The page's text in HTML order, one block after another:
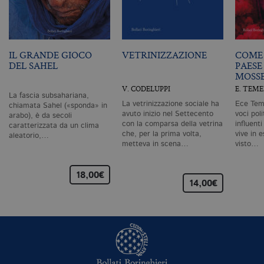
IL GRANDE GIOCO
DEL SAHEL
La fascia subsahariana,
chiamata Sahel («sponda» in
arabo), è da secoli
caratterizzata da un clima
aleatorio,…
18,00€
VETRINIZZAZIONE
V. CODELUPPI
La vetrinizzazione sociale ha
avuto inizio nel Settecento
con la comparsa della vetrina
che, per la prima volta,
metteva in scena…
14,00€
E.
Ece
voci
influenti
vive in
visto…
_gid
.bollatiboringhieri.it 1 giorno
è
_gat_UA-96327731-1